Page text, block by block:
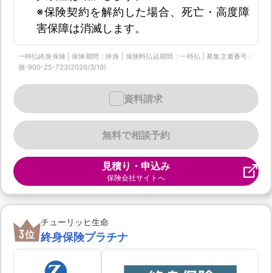
※保険契約を解約した場合、死亡・高度障
害保障は消滅します。
一時払終身保険 | 保険期間：終身 | 保険料払込期間：一時払 | 募集文書番号：
個-900-25-723(2026/3/19)
無料で相談予約
資料請求
見積り・申込み
保険会社サイトへ
3位
チューリッヒ生命
終身保険プラチナ